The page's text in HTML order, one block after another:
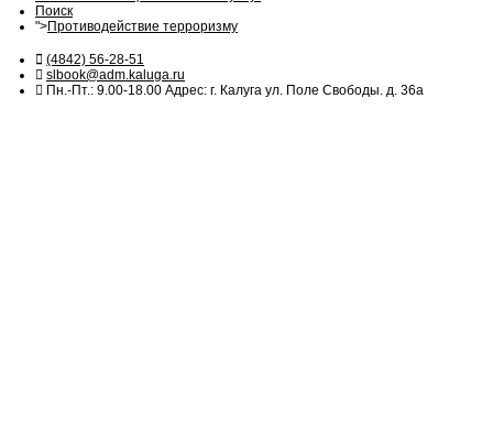
Поиск
">Противодействие терроризму
(4842) 56-28-51
slbook@adm.kaluga.ru
Пн.-Пт.: 9.00-18.00 Адрес: г. Калуга ул. Поле Свободы. д. 36а